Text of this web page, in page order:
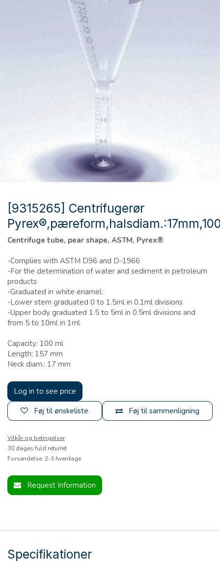
[9315265] Centrifugerør
Centrifuge tube, pear shape, ASTM, Pyrex®
-Complies with ASTM D96 and D-1966
-For the determination of water and sediment in petroleum
products
-Graduated in white enamel:
-Lower stem graduated 0 to 1.5ml in 0.1ml divisions
-Upper body graduated 1.5 to 5ml in 0.5ml divisions and
from 5 to 10ml in 1ml
Capacity: 100 ml
Length: 157 mm
Neck diam.: 17 mm
Log in to see price
Føj til sammenligning
Føj til ønskeliste
Vilkår og betingelser
30 dages fuld returret
Forsendelse: 2-3 hverdage
Request Information
Specifikationer